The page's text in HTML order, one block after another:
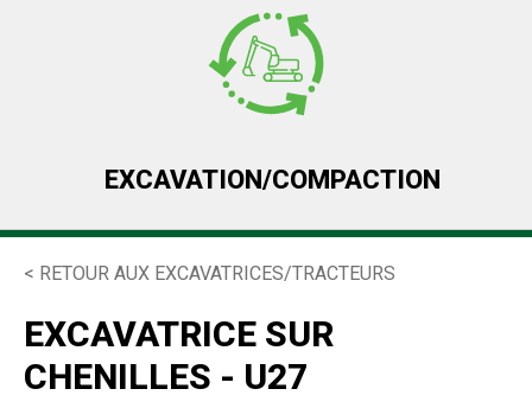
EXCAVATION/COMPACTION
< RETOUR AUX EXCAVATRICES/TRACTEURS
EXCAVATRICE SUR
CHENILLES - U27